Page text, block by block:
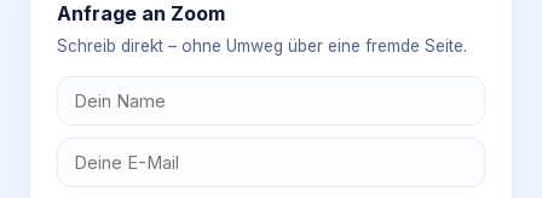
Anfrage an Zoom
Schreib direkt – ohne Umweg über eine fremde Seite.